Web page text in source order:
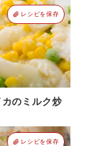
レシピを保存
カのミルク炒
レシピを保存